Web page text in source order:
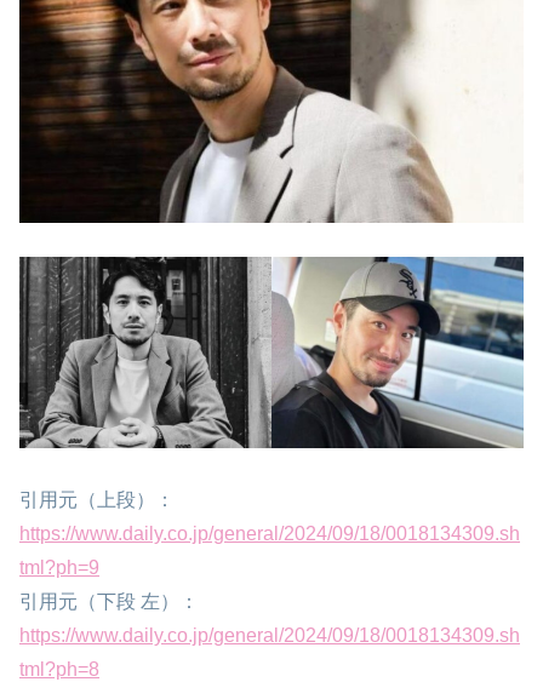
引用元（上段）：
https://www.daily.co.jp/general/2024/09/18/0018134309.sh
tml?ph=9
引用元（下段 左）：
https://www.daily.co.jp/general/2024/09/18/0018134309.sh
tml?ph=8